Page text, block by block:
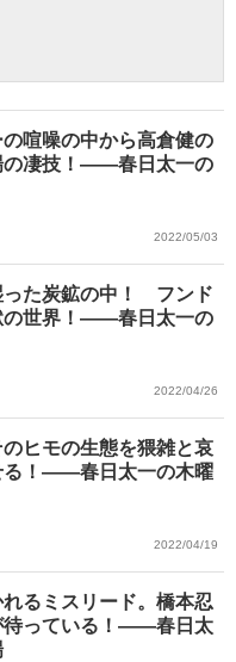
喧噪の中から高倉健の
の凄技！――春日太一の
2022/05/03
った炭鉱の中！ フンド
の世界！――春日太一の
2022/04/26
ヒモの生態を猥雑と哀
る！――春日太一の木曜
2022/04/19
るミスリード。橋本忍
待っている！――春日太